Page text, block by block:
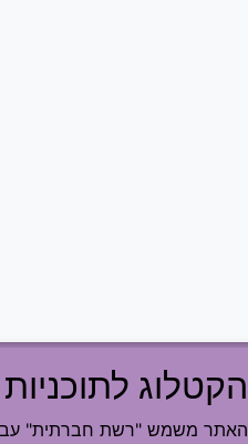
הקטלוג
האתר משמש "רשת חברתית" עבור